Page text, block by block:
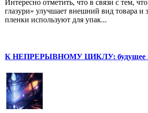
Интересно отметить, что в связи с тем,
глазури» улучшает внешний вид товара
пленки используют для упак...
К НЕПРЕРЫВНОМУ ЦИКЛУ: будущее